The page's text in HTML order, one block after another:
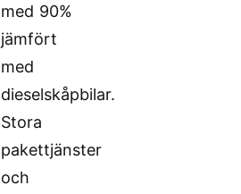
med 90%
jämfört
med
dieselskåpbilar.
Stora
pakettjänster
och